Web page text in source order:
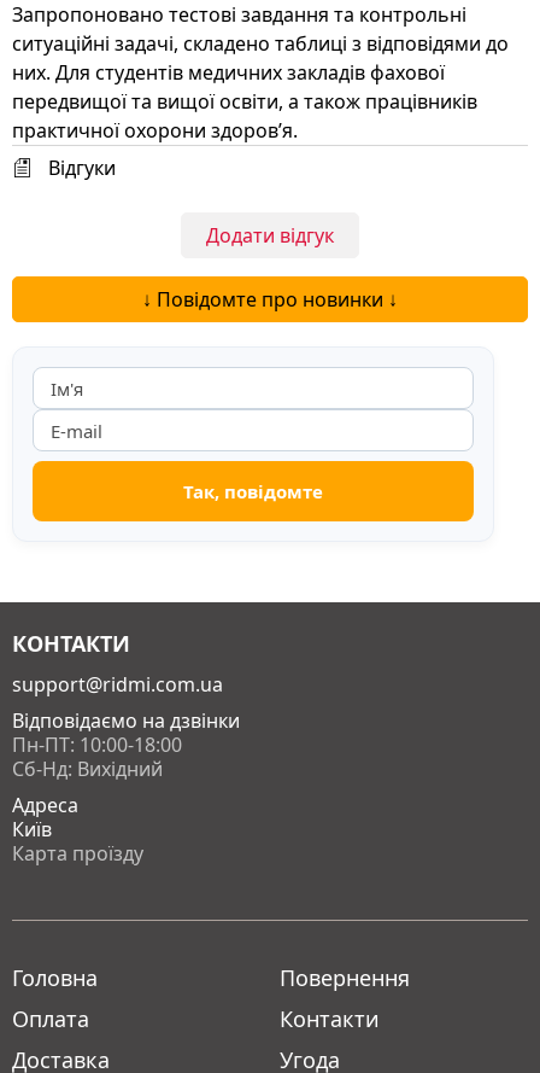
Запропоновано тестові завдання та контрольні
ситуаційні задачі, складено таблиці з відповідями до
них. Для студентів медичних закладів фахової
передвищої та вищої освіти, а також працівників
практичної охорони здоров’я.
Відгуки
Додати відгук
↓ Повідомте про новинки ↓
КОНТАКТИ
support@ridmi.com.ua
Відповідаємо на дзвінки
Пн-ПТ: 10:00-18:00
Сб-Нд: Вихідний
Адреса
Київ
Карта проїзду
Головна
Оплата
Доставка
Повернення
Контакти
Угода